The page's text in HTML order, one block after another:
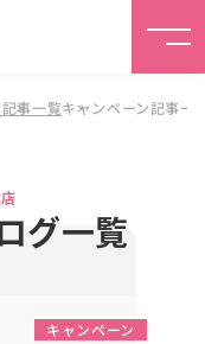
記事一覧キャンペーン記事一
グ一覧
キャンペーン